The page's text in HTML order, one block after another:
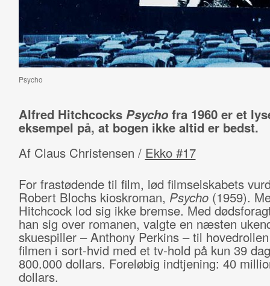
Psycho
Alfred Hitchcocks Psychofra 1960 er et
eksempel på, at bogen ikke altid er bedst.
Af Claus Christensen / Ekko #17
For frastødende til film, lød filmselskabets
Robert Blochs kioskroman, Psycho(1959).
Hitchcock lod sig ikke bremse. Med
han sig over romanen, valgte en næsten
skuespiller – Anthony Perkins – til
filmen i sort-hvid med et tv-hold på kun 39
800.000 dollars. Foreløbig indtjening: 40
dollars.